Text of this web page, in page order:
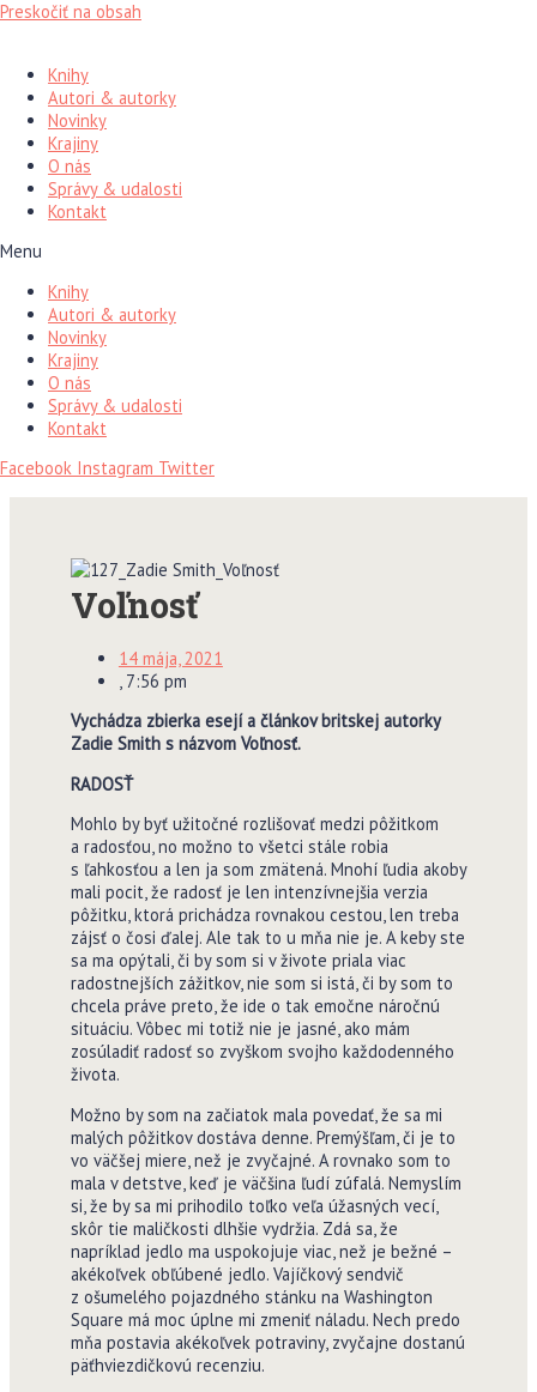
Preskočiť na obsah
Knihy
Autori & autorky
Novinky
Krajiny
O nás
Správy & udalosti
Kontakt
Menu
Knihy
Autori & autorky
Novinky
Krajiny
O nás
Správy & udalosti
Kontakt
Facebook Instagram Twitter
Voľnosť
14 mája, 2021
7:56 pm
Vychádza zbierka esejí a článkov britskej autorky
Zadie Smith s názvom Voľnosť.
RADOSŤ
Mohlo by byť užitočné rozlišovať medzi pôžitkom
a radosťou, no možno to všetci stále robia
s ľahkosťou a len ja som zmätená. Mnohí ľudia akoby
mali pocit, že radosť je len intenzívnejšia verzia
pôžitku, ktorá prichádza rovnakou cestou, len treba
zájsť o čosi ďalej. Ale tak to u mňa nie je. A keby ste
sa ma opýtali, či by som si v živote priala viac
radostnejších zážitkov, nie som si istá, či by som to
chcela práve preto, že ide o tak emočne náročnú
situáciu. Vôbec mi totiž nie je jasné, ako mám
zosúladiť radosť so zvyškom svojho každodenného
života.
Možno by som na začiatok mala povedať, že sa mi
malých pôžitkov dostáva denne. Premýšľam, či je to
vo väčšej miere, než je zvyčajné. A rovnako som to
mala v detstve, keď je väčšina ľudí zúfalá. Nemyslím
si, že by sa mi prihodilo toľko veľa úžasných vecí,
skôr tie maličkosti dlhšie vydržia. Zdá sa, že
napríklad jedlo ma uspokojuje viac, než je bežné –
akékoľvek obľúbené jedlo. Vajíčkový sendvič
z ošumelého pojazdného stánku na Washington
Square má moc úplne mi zmeniť náladu. Nech predo
mňa postavia akékoľvek potraviny, zvyčajne dostanú
päťhviezdičkovú recenziu.